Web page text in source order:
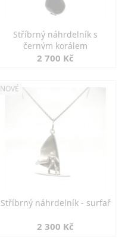
Stříbrný náhrdelník s
černým korálem
2 700 Kč
NOVÉ
Stříbrný náhrdelník - surfař
2 300 Kč